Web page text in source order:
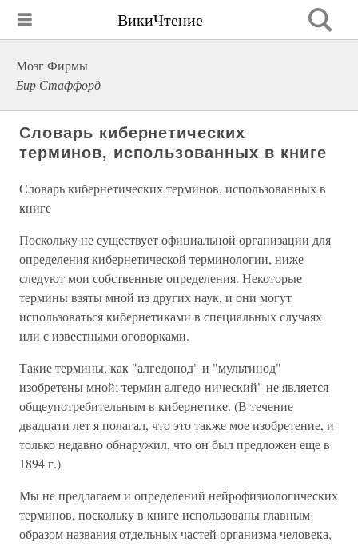
ВикиЧтение
Мозг Фирмы
Бир Стаффорд
Словарь кибернетических
терминов, использованных в книге
Словарь кибернетических терминов, использованных в
книге
Поскольку не существует официальной организации для
определения кибернетической терминологии, ниже
следуют мои собственные определения. Некоторые
термины взяты мной из других наук, и они могут
использоваться кибернетиками в специальных случаях
или с известными оговорками.
Такие термины, как "алгедонод" и "мультинод"
изобретены мной; термин алгедо-нический" не является
общеупотребительным в кибернетике. (В течение
двадцати лет я полагал, что это также мое изобретение, и
только недавно обнаружил, что он был предложен еще в
1894 г.)
Мы не предлагаем и определений нейрофизиологических
терминов, поскольку в книге использованы главным
образом названия отдельных частей организма человека,